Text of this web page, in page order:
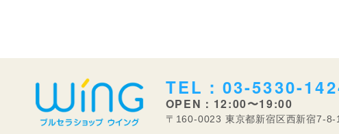
TEL：03-5330-
OPEN：12:00〜19:00
〒160-0023 東京都新宿区西新宿7-